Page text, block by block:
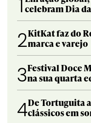
1 celebram Dia
2KitKat faz do
marca e varejo
3Festival Doce
na sua quarta
4De Tortuguita
clássicos em